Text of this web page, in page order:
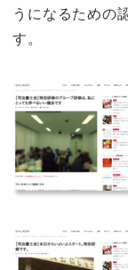
うになるための
す。